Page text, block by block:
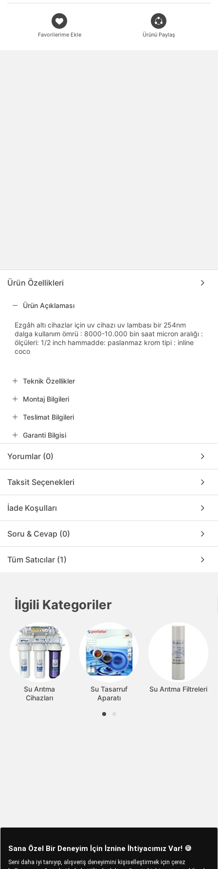
Favorilerime Ekle Ürünü Paylaş
Ürün Özellikleri
Ürün Açıklaması
Ezgâh altı cihazlar için uv cihazı uv lambası bir 254nm
dalga kullanım ömrü : 8000-10.000 bin saat micron aralığı :
ölçüleri: 1/2 inch hammadde: paslanmaz krom tipi : inline
coco
Teknik Özellikler
Montaj Bilgileri
Teslimat Bilgileri
Garanti Bilgisi
Yorumlar (0)
Taksit Seçenekleri
İade Koşulları
Soru & Cevap (0)
Tüm Satıcılar (1)
İlgili Kategoriler
Su Arıtma
Cihazları
Su Tasarruf
Aparatı
Su Arıtma Filtreleri